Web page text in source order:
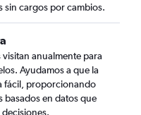
sin cargos por cambios.
anualmente para
Ayudamos a que la
fácil, proporcionando
en datos que